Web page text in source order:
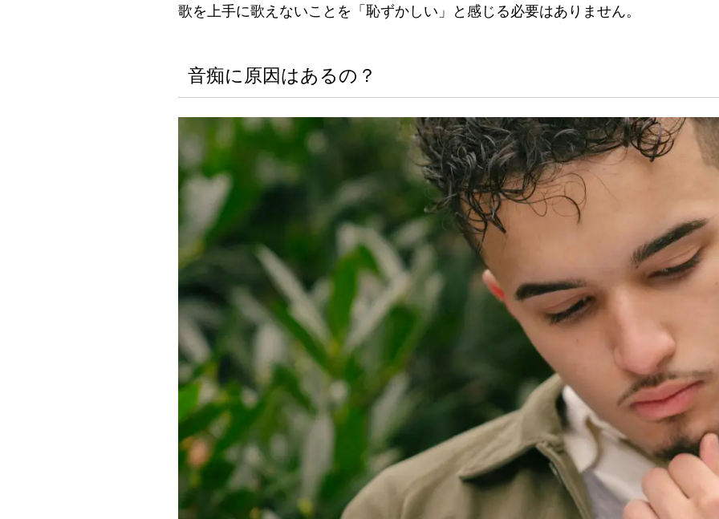
歌を上手に歌えないことを「恥ずかしい」と感じる必要はありません。
音痴に原因はあるの？